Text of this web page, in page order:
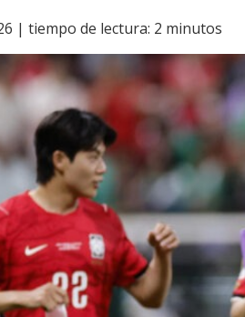
| tiempo de lectura: 2 minutos